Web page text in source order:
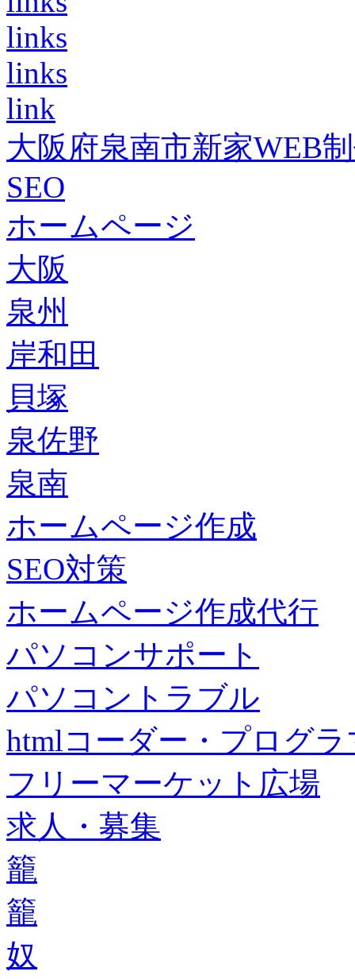
links
links
link
大阪府泉南市新家WEB
SEO
ホームページ
大阪
泉州
岸和田
貝塚
泉佐野
泉南
ホームページ作成
SEO対策
ホームページ作成代行
パソコンサポート
パソコントラブル
htmlコーダー・プログラ
フリーマーケット広場
求人・募集
籠
籠
奴